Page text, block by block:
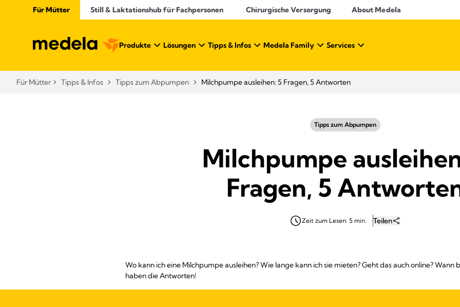
Für Mütter Still & Laktationshub für Fachpersonen Chirurgische Versorgung About Medela
Produkte Lösungen Tipps & Infos Medela Family Services
Für Mütter Tipps & Infos Tipps zum Abpumpen Milchpumpe ausleihen: 5 Fragen, 5 Antworten
Tipps zum Abpumpen
Milchpumpe
Fragen, 5
Zeit zum Lesen: 5 min. Teilen
Wo kann ich eine Milchpumpe ausleihen? Wie lange kann ich sie mieten? Geht das auch online? Wann
haben die Antworten!